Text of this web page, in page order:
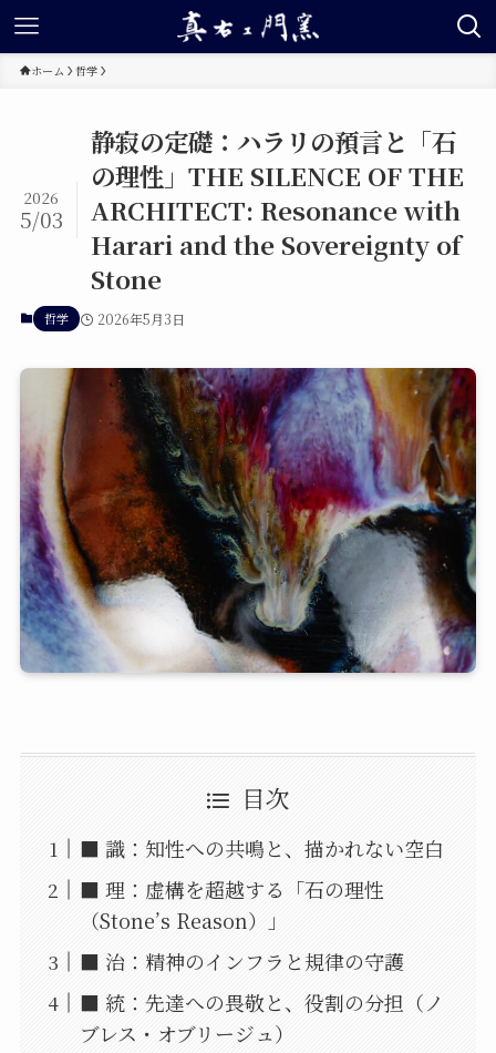
ホーム 哲学
静寂の定礎：ハラリの預言と「石
の理性」THE SILENCE OF THE
ARCHITECT: Resonance with
Harari and the Sovereignty of
Stone
2026
5/03
哲学 2026年5月3日
目次
■ 識：知性への共鳴と、描かれない空白
■ 理：虚構を超越する「石の理性
（Stone’s Reason）」
■ 治：精神のインフラと規律の守護
■ 統：先達への畏敬と、役割の分担（ノ
ブレス・オブリージュ）